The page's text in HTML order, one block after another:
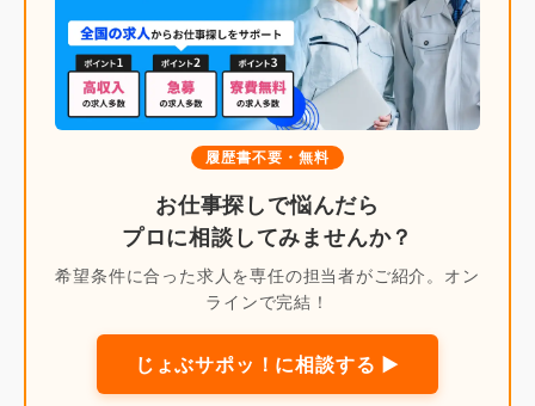
履歴書不要・無料
お仕事探しで悩んだら
プロに相談してみませんか？
希望条件に合った求人を専任の担当者がご紹介。オン
ラインで完結！
じょぶサポッ！に相談する ▶